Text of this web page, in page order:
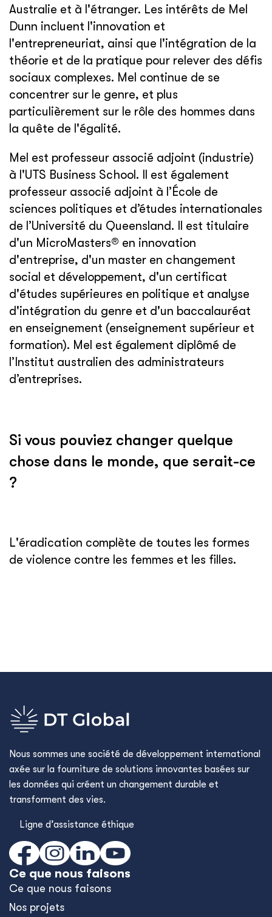
Australie et à l'étranger. Les intérêts de Mel
Dunn incluent l'innovation et
l'entrepreneuriat, ainsi que l'intégration de la
théorie et de la pratique pour relever des défis
sociaux complexes. Mel continue de se
concentrer sur le genre, et plus
particulièrement sur le rôle des hommes dans
la quête de l'égalité.
Mel est professeur associé adjoint (industrie)
à l'UTS Business School. Il est également
professeur associé adjoint à l’École de
sciences politiques et d’études internationales
de l’Université du Queensland. Il est titulaire
d'un MicroMasters® en innovation
d'entreprise, d'un master en changement
social et développement, d'un certificat
d'études supérieures en politique et analyse
d'intégration du genre et d'un baccalauréat
en enseignement (enseignement supérieur et
formation). Mel est également diplômé de
l’Institut australien des administrateurs
d’entreprises.
Si vous pouviez changer quelque
chose dans le monde, que serait-ce
?
L'éradication complète de toutes les formes
de violence contre les femmes et les filles.
Nous sommes une société de développement international
axée sur la fourniture de solutions innovantes basées sur
les données qui créent un changement durable et
transforment des vies.
Ligne d’assistance éthique
Ce que nous faisons
Ce que nous faisons
Nos projets